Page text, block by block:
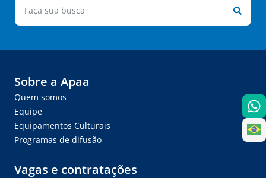
Sobre a Apaa
Quem somos
Equipe
Equipamentos Culturais
Programas de difusão
Vagas e contratações